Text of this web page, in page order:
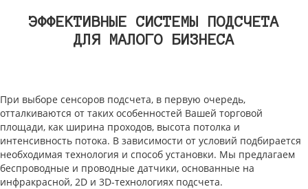
ЭФФЕКТИВНЫЕ СИСТЕМЫ ПОДСЧЕТА
ДЛЯ МАЛОГО БИЗНЕСА
При выборе сенсоров подсчета, в первую очередь,
отталкиваются от таких особенностей Вашей торговой
площади, как ширина проходов, высота потолка и
интенсивность потока. В зависимости от условий подбирается
необходимая технология и способ установки. Мы предлагаем
беспроводные и проводные датчики, основанные на
инфракрасной, 2D и 3D-технологиях подсчета.